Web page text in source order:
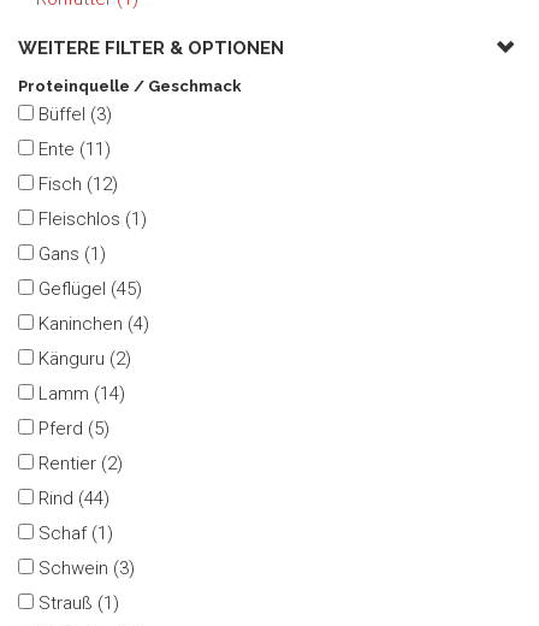
WEITERE FILTER & OPTIONEN
Proteinquelle / Geschmack
Büffel (3)
Ente (11)
Fisch (12)
Fleischlos (1)
Gans (1)
Geflügel (45)
Kaninchen (4)
Känguru (2)
Lamm (14)
Pferd (5)
Rentier (2)
Rind (44)
Schaf (1)
Schwein (3)
Strauß (1)